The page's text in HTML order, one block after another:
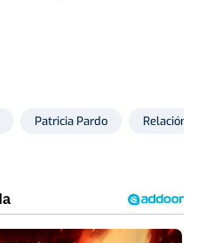
Patricia Pardo Relación